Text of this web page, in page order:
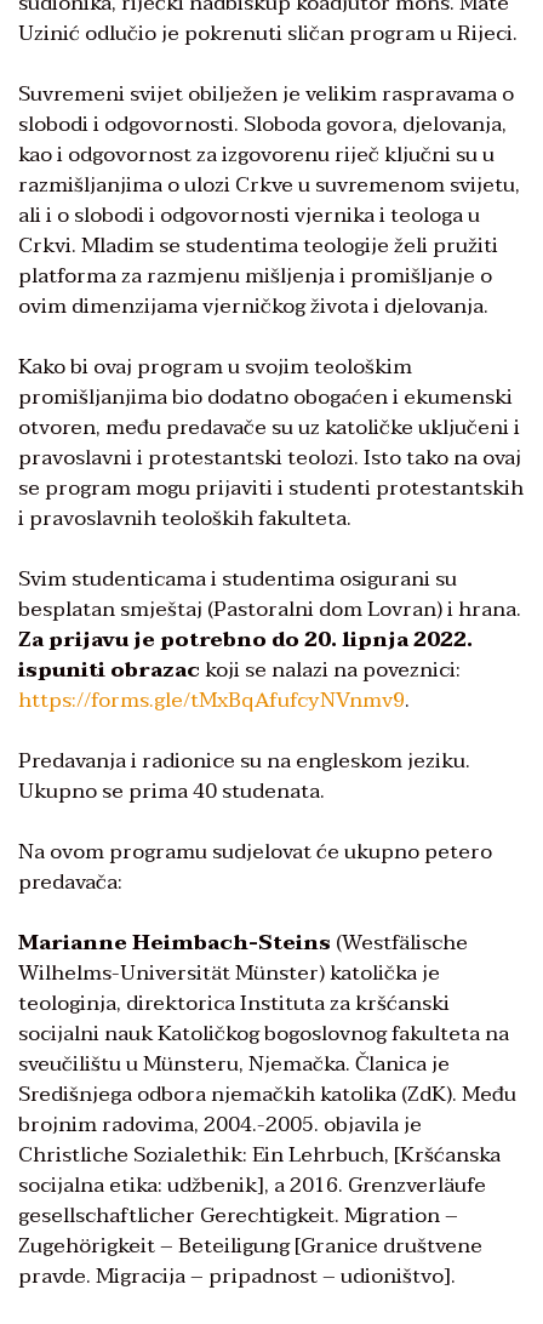
Uzinić odlučio je pokrenuti sličan program u Rijeci.
Suvremeni svijet obilježen je velikim raspravama o
slobodi i odgovornosti. Sloboda govora, djelovanja,
kao i odgovornost za izgovorenu riječ ključni su u
razmišljanjima o ulozi Crkve u suvremenom svijetu,
ali i o slobodi i odgovornosti vjernika i teologa u
Crkvi. Mladim se studentima teologije želi pružiti
platforma za razmjenu mišljenja i promišljanje o
ovim dimenzijama vjerničkog života i djelovanja.
Kako bi ovaj program u svojim teološkim
promišljanjima bio dodatno obogaćen i ekumenski
otvoren, među predavače su uz katoličke uključeni i
pravoslavni i protestantski teolozi. Isto tako na ovaj
se program mogu prijaviti i studenti protestantskih
i pravoslavnih teoloških fakulteta.
Svim studenticama i studentima osigurani su
besplatan smještaj (Pastoralni dom Lovran) i hrana.
Za prijavu je potrebno do 20. lipnja 2022.
ispuniti obrazackoji se nalazi na poveznici:
https://forms.gle/tMxBqAfufcyNVnmv9.
Predavanja i radionice su na engleskom jeziku.
Ukupno se prima 40 studenata.
Na ovom programu sudjelovat će ukupno petero
predavača:
Marianne Heimbach-Steins (Westfälische
Wilhelms-Universität Münster) katolička je
teologinja, direktorica Instituta za kršćanski
socijalni nauk Katoličkog bogoslovnog fakulteta na
sveučilištu u Münsteru, Njemačka. Članica je
Središnjega odbora njemačkih katolika (ZdK). Među
brojnim radovima, 2004.-2005. objavila je
Christliche Sozialethik: Ein Lehrbuch, [Kršćanska
socijalna etika: udžbenik], a 2016. Grenzverläufe
gesellschaftlicher Gerechtigkeit. Migration –
Zugehörigkeit – Beteiligung [Granice društvene
pravde. Migracija – pripadnost – udioništvo].